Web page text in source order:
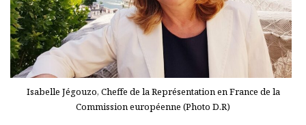
Isabelle Jégouzo, Cheffe de la Représentation en France de la
Commission européenne (Photo D.R)